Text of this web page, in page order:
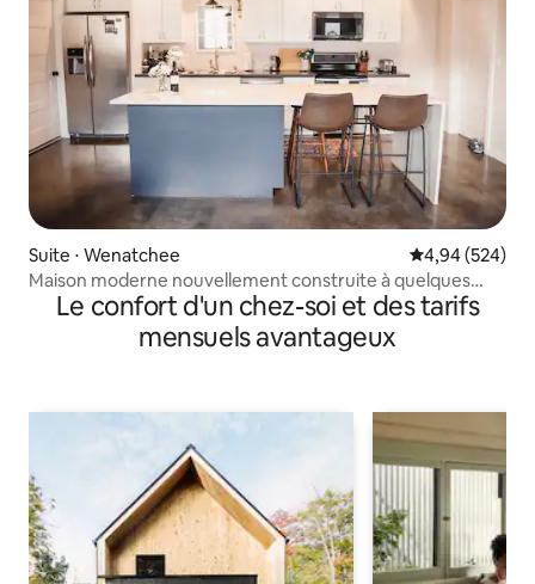
Suite ⋅ Wenatchee Évaluation
4,94 (524)
Maison moderne nouvellement construite à quelques
minutes de la ville et de Ridge
Le confort d'un chez-soi et des tarifs
mensuels avantageux